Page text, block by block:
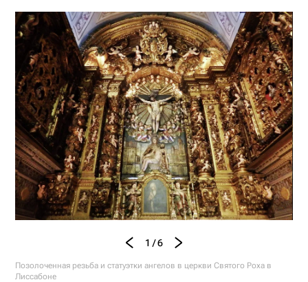
1 / 6
Позолоченная резьба и статуэтки ангелов в церкви Святого Роха в
Лиссабоне